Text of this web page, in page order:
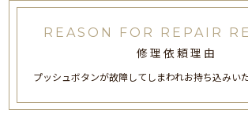
REASON FOR REPAIR
修理依頼理由
プッシュボタンが故障してしまわれお持ち込みい